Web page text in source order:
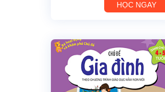
HỌC NGAY